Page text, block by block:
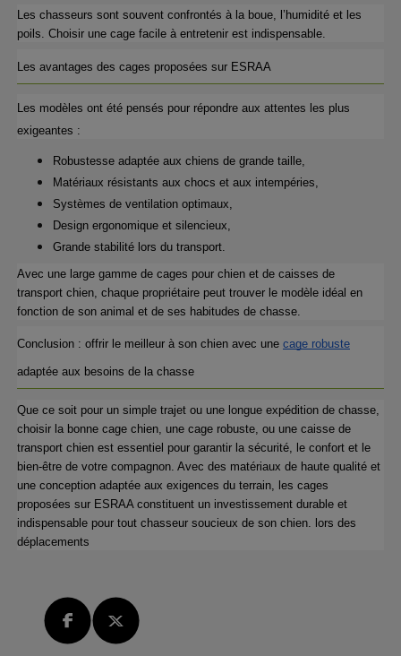
Les chasseurs sont souvent confrontés à la boue, l’humidité et les
poils. Choisir une cage facile à entretenir est indispensable.
Les avantages des cages proposées sur ESRAA
Les modèles ont été pensés pour répondre aux attentes les plus
exigeantes :
Robustesse adaptée aux chiens de grande taille,
Matériaux résistants aux chocs et aux intempéries,
Systèmes de ventilation optimaux,
Design ergonomique et silencieux,
Grande stabilité lors du transport.
Avec une large gamme de cages pour chien et de caisses de
transport chien, chaque propriétaire peut trouver le modèle idéal en
fonction de son animal et de ses habitudes de chasse.
Conclusion : offrir le meilleur à son chien avec une cage robuste
adaptée aux besoins de la chasse
Que ce soit pour un simple trajet ou une longue expédition de chasse,
choisir la bonne cage chien, une cage robuste, ou une caisse de
transport chien est essentiel pour garantir la sécurité, le confort et le
bien-être de votre compagnon. Avec des matériaux de haute qualité et
une conception adaptée aux exigences du terrain, les cages
proposées sur ESRAA constituent un investissement durable et
indispensable pour tout chasseur soucieux de son chien. lors des
déplacements